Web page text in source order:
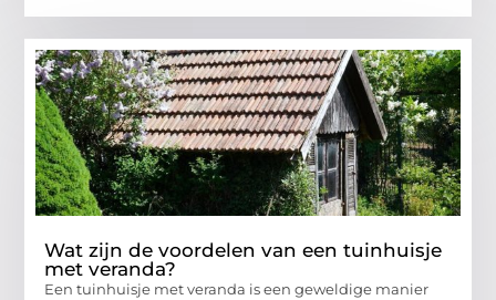
Wat zijn de voordelen van een tuinhuisje
met veranda?
Een tuinhuisje met veranda is een geweldige manier